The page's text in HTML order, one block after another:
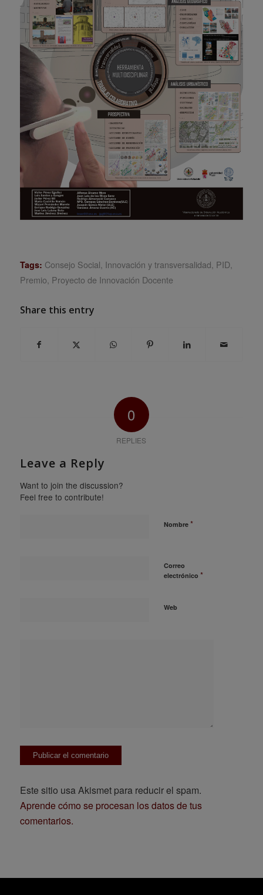
Tags: Consejo Social, Innovación y transversalidad, PID,
Premio, Proyecto de Innovación Docente
Share this entry
0
REPLIES
Leave a Reply
Want to join the discussion?
Feel free to contribute!
Nombre *
Correo
electrónico *
Web
Este sitio usa Akismet para reducir el spam.
Aprende cómo se procesan los datos de tus
comentarios.